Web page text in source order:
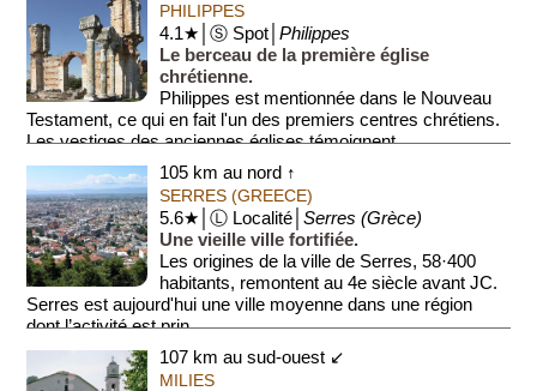
PHILIPPES
4.1★│Ⓢ Spot│Philippes
Le berceau de la première église
chrétienne.
Philippes est mentionnée dans le Nouveau
Testament, ce qui en fait l'un des premiers centres chrétiens.
Les vestiges des anciennes églises témoignent ...
105 km au nord ↑
SERRES (GREECE)
5.6★│Ⓛ Localité│Serres (Grèce)
Une vieille ville fortifiée.
Les origines de la ville de Serres, 58·400
habitants, remontent au 4e siècle avant JC.
Serres est aujourd'hui une ville moyenne dans une région
dont l’activité est prin...
107 km au sud-ouest ↙
MILIES